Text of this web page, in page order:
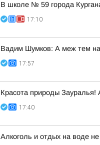
В школе № 59 города
17:10
Вадим Шумков: А меж тем
17:57
Красота природы
17:40
Алкоголь и отдых на воде